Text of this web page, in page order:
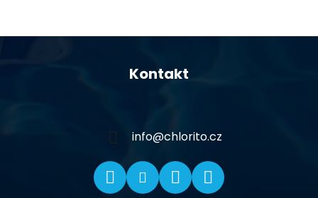
Z
Kontakt
info@chlorito.cz